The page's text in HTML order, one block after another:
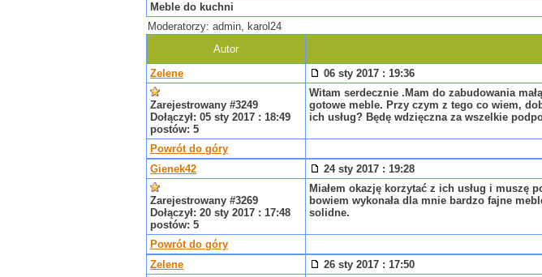
Meble do kuchni
Moderatorzy: admin, karol24
Autor
Zelene
06 sty 2017 : 19:36
Zarejestrowany #3249
Dołączył: 05 sty 2017 : 18:49
postów: 5
Witam serdecznie .Mam do zabudowania
gotowe meble. Przy czym z tego co wiem,
ich usług? Będę wdzięczna za wszelkie
Powrót do góry
Gienek42
24 sty 2017 : 19:28
Zarejestrowany #3269
Dołączył: 20 sty 2017 : 17:48
postów: 5
Miałem okazję korzytać z ich usług i muszę
bowiem wykonała dla mnie bardzo fajne
solidne.
Powrót do góry
Zelene
26 sty 2017 : 17:50